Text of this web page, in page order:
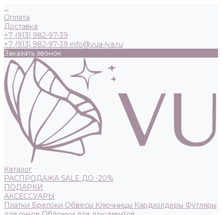
...
Оплата
Доставка
+7 (913) 982-97-39
+7 (913) 982-97-39 info@vua-lya.ru
Заказать звонок
Каталог
РАСПРОДАЖА SALE ДО -20%
ПОДАРКИ
АКСЕССУАРЫ
Платки Брелоки Обвесы Ключницы Кардхолдеры Футляры